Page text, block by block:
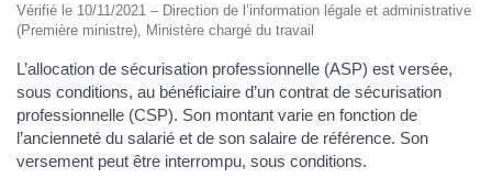
Vérifié le 10/11/2021 – Direction de l’information légale et administrative
(Première ministre), Ministère chargé du travail
L’allocation de sécurisation professionnelle (ASP) est versée,
sous conditions, au bénéficiaire d’un contrat de sécurisation
professionnelle (CSP). Son montant varie en fonction de
l’ancienneté du salarié et de son salaire de référence. Son
versement peut être interrompu, sous conditions.